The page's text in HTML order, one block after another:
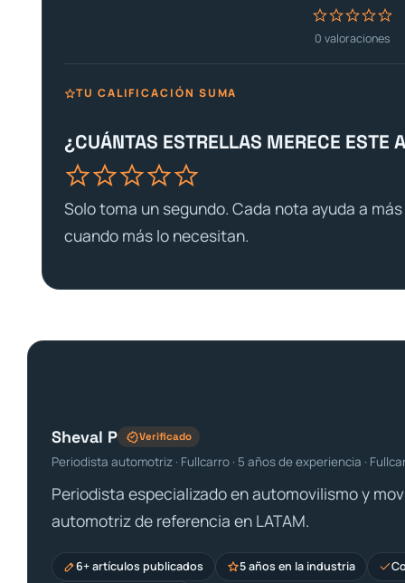
0 valoraciones
TU CALIFICACIÓN SUMA
¿CUÁNTAS ESTRELLAS MERECE ESTE
Solo toma un segundo. Cada nota ayuda a
cuando más lo necesitan.
Sheval P Verificado
Periodista automotriz · Fullcarro · 5 años de experiencia ·
Periodista especializado en automovilismo y
automotriz de referencia en LATAM.
6+ artículos publicados 5 años en la industria